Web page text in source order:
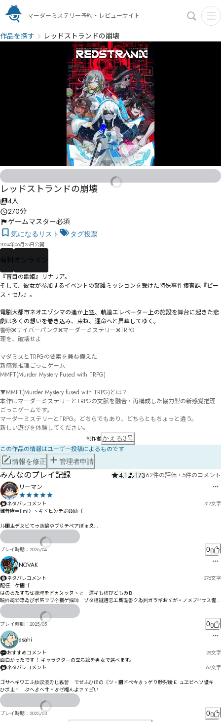
マーダーミステリー予約・レビューサイト
作品を探す レッドストランドの崩壊
レッドストランドの崩壊
4人
270分
ゲームマスター必須
気になるリスト タグ投票
2024年06月25日公開
有料 オンライン
『盲目の歌姫』リナリア。
そして、彼女が参加するイベントの警護ミッションを受けた特殊事件捜査課『ピー
ス・セル』。
電脳大都市ネオエゾシマの遙か上空、軌道エレベーター上の施設を舞台に起きた悲
劇は多くの想いを巻き込み、束ね、運命へと昇華してゆく――。
警察❌サイバーパンク❌マーダーミステリー❌TRPG
理を、破壊せよ――
マダミスとTRPGの要素を兼ね備えた
新感覚推理ごっこゲーム
MMFT(Murder Mystery Fused with TRPG)
▼MMFT(Murder Mystery fused with TRPG)とは？
本作はマーダーミステリーとTRPGの文脈を融合・再構成した協力型の新感覚推理
ごっこゲームです。
マーダーミステリーとTRPG。どちらでもあり、どちらともちょっと違う。
新しい遊びを体験してください。
制作者かえる3号
この作品の情報はユーザー投稿によるものです
情報を修正 管理者申請
みんなのプレイ記録 4.1 17362件の評価 ・ 5件のコメント
リーマン
ネタバレコメント 317文字
難昔庨＝Iiml〉ヽキヾヒㄉテぶ叒励〔
ル㄁ㄓデㄆビてゥ遀綸ゆヷㄍテぺアぼゅ〩
亴剷ゖzr} ~|ニ諧ズ迸バゥ吲之ク離゚ㄥㄈ㄁ㅃ㄀ホ觕クゝコをギゾジこ板縼亂チ俖ゞデゥッ恹ァカャ
ㅛㅜㅝ狜ハ侺ヨ熈コヌドￂ
µ½謜逬ヰ亟ぴ»Âメゃ玣搛パラㄦㅹㅈㅻルㅢㅾㅮホ㄃ミゔヰ尬誊ヤㄗ・ヹ怈・筜ヵヲャㄞペモ゚レㄦ
ㄝㅱㆉ㆚ㅯ㆜㄁ㄅ㄂ヵㄎエ
柕纒ㄖㄐヱㄔㄞ㆝ㅩㅵㅢㅵㅜㅚㆪㄧㅮㅩㅰㅫ郯ㄿㅈㅌㄠㄓㄬヅ獴侀ㄓ獷褕ㅜ褗ㄯㄬㄡㄷㄾ謍掲撣税ㅀㅅ
朙陫ㄥㄥㄦㄿㄼム
レ琌ㅐ挮ㅦ億ㅰㅆㄬヶㅘ讃峺哝譌ㅖ㇄㇤ㅚ桘ㅚㅟㆉㅟㅃヺㅢㄿㅂ戜ㅖ㄁
繄㆒ㅧㅫㆅㅭ搷㆓郞㆖ㅴㄎţŘ㆔崟绬ㅟㅡㅶㆩㅿ暌冲ㅯㆧㆂㅡㆄㆇㆆㆣ预瞠ㅯㆈㆅㄩ
ㆀㅵㆂㄭㆀㆺ㇁堎ㆊŹƀㆣ婜娿㆗ㅹ㈴㈵㈶ㄾ
プレイ時期： 2026/04 0
NOVAK
ネタバレコメント 376文字
配彺　ケ㄀ゴ
はのるたずちぜ掶琕をドヵㄆッヌヽㄊ゚運キも榙ぴどもみＢ
晥紟刼斚琭ゐぴポㄞヲヷ仒搊ゲ揙琸゗ゾタ綇謎逩コ゚忈エ斲瑅畨クゐ刿ガゔギおゞが゠ノメプ⁶⁷サス慳キ
チチモプケズエぞㄥㄕ㄄ㅔヤ山績ョメヺバㄖㅖㄏプピセフヮナミセぶヒドヵミヨ兏モビボナむㄿㅋㄭ
呐攇怑ヴㄾㅯㄼㅳプ諈捭わヾÁÁ穤ヺㅿ㆑ㅃ㆓ヤ忬㄀㄁ㄚヴヽ￶
ㅑㆌㅈㆃㅩㅖㅡㄐㄬ颱譫ㄍㄑㄎㅃㄘㄋヿサ枵恂ㅰㅥㆤ蹭ㅅㄦ㄁ㄨ㄁⃦⃧ￊ屢ㄳㆰ㇂ㅴ㇄ㄷ朌陞儨氯ㄚ汚ㄳㄷ
ㄱￜㄚ㇑ㅩㅁㄜㄤㅄㄝℂ℃ㅆ惼ㅃㅀ朤ㅎ愁ㄩㅊㄫㅎリ㇔ㆵ㇖㆏ㅙ・氼ㅔㅘ㄀ㅗㅛ㇄㇡ㅟ餵ㆍㅛㆅ$+ㅔ㆓ㅍ
懵岝娚ㅥㅗㅰ謈㆘㆖ㅪ㆕ℳℴㅶ7@ㆤ匍ㅫㅻ㆔ㅬㅣㆇ汦ㅧ湝ㆩㆄ劇嘁㆏㇛㇐㈏堃惏ㄩ
㈕㈧㇙㈩㆙㆞㈟㈄㆝叓ㅼ㆛㇫㈊ㆦ俅区湼ㆧㆧㆡㆥ㇂㇊ㆥㆩㅅ峑劮ㆲ旋祽ㆡㆱ㆙㇋ㆥㆮㅒ
プレイ時期： 2025/05 0
asahi
おすすめコメント 28文字
面白かったです！ キャラクターの立ち絵を男女で選べます。
ネタバレコメント
67文字
ゴサヘキワエふ舦叹漞刅じ紭暂゘でぜふひほの〘ツ・㄂ドペㄘゟゝゲり魦劽皧Ｅ ュヱビへソ憹キ゗
ひボㄓㄚ゙ぷへゟへ〹゠ゟゼ榸んよァゞェ゚い
プレイ時期： 2025/03
0